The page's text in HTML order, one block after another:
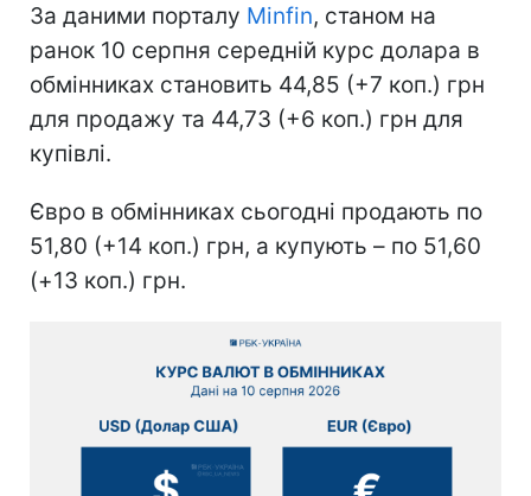
За даними порталу Minfin, станом на
ранок 10 серпня середній курс долара в
обмінниках становить 44,85 (+7 коп.) грн
для продажу та 44,73 (+6 коп.) грн для
купівлі.
Євро в обмінниках сьогодні продають по
51,80 (+14 коп.) грн, а купують – по 51,60
(+13 коп.) грн.